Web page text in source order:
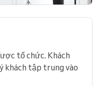
tổ chức. Khách
khách tập trung vào